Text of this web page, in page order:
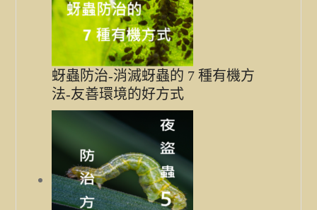
蚜蟲防治-消滅蚜蟲的 7 種有機方
法-友善環境的好方式